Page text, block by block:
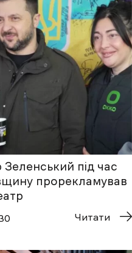
під час
прорекламував
Читати